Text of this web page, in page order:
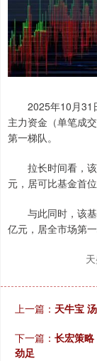
2025年10月31日
主力资金（单笔成
第一梯队。
拉长时间看，该
元，居可比基金首位
与此同时，该基
亿元，居全市场第一
上一篇： 天牛宝
下一篇： 长宏策略
劲足